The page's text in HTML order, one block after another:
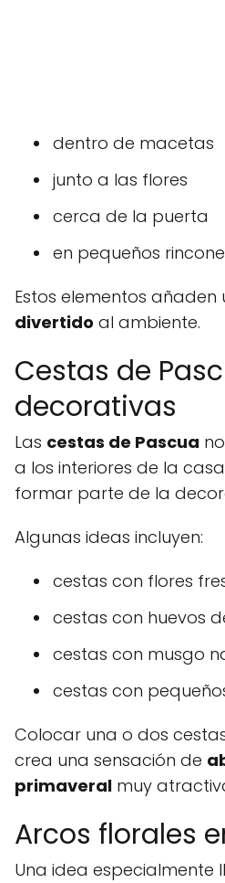
dentro de macetas
junto a las flores
cerca de la puerta
en pequeños
Estos elementos añaden
divertido al ambiente.
Cestas de
decorativas
Las cestas de Pascua
a los interiores de la
formar parte de la
Algunas ideas incluyen:
cestas con flores
cestas con huevos
cestas con musgo
cestas con
Colocar una o dos
crea una sensación de
primaveral muy
Arcos florales
Una idea